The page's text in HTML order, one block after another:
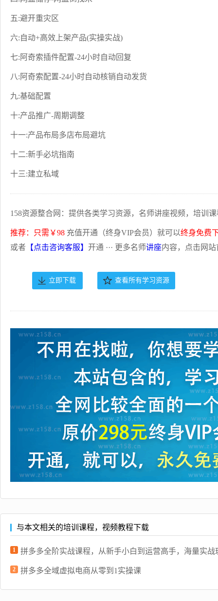
五:避开重灾区
六:自动+高效上架产品(实操实战)
七:阿奇索插件配置-24小时自动回复
八:阿奇索配置-24小时自动核销自动发货
九:基础配置
十:产品推广-周期调整
十一:产品布局多店布局避坑
十二:新手必坑指南
十三:建立私域
158资源整合网：提供各类学习资源，名师讲座视频，培训
推荐：只需￥98 充值开通（终身VIP会员）就可以终身免费
或者 【点击咨询客服】 开通 ··· 更多名师讲座内容，点击网
立即下载 查看所有学习资源
与本文相关的培训课程，视频教程下载
1 拼多多全阶实战课程，从新手小白到运营高手，海量实战
2 拼多多全域虚拟电商从零到1实操课